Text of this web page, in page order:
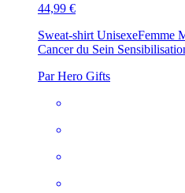
44,99 €
Sweat-shirt UnisexeFemme
Cancer du Sein
Par Hero Gifts